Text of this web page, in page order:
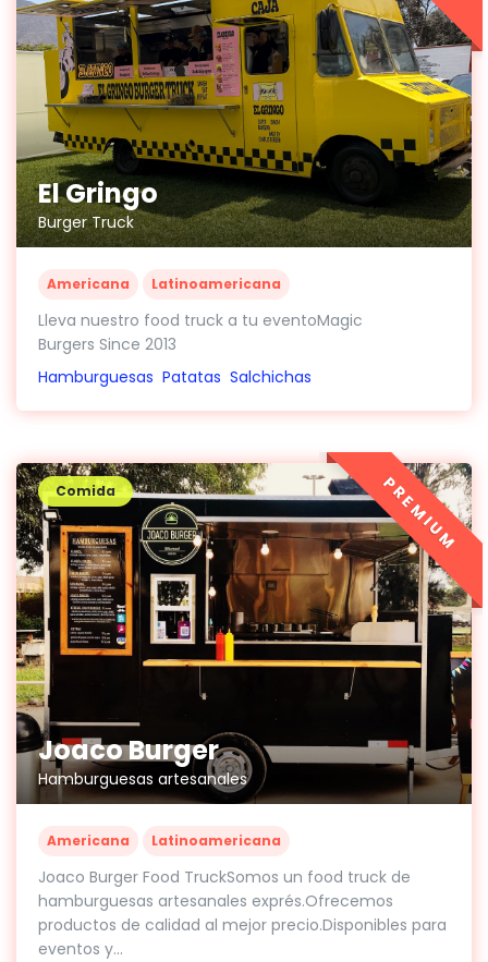
El Gringo
Burger Truck
Americana Latinoamericana
Lleva nuestro food truck a tu eventoMagic
Burgers Since 2013
Hamburguesas Patatas Salchichas
Joaco Burger
Hamburguesas artesanales
Comida
Americana Latinoamericana
Joaco Burger Food TruckSomos un food truck de
hamburguesas artesanales exprés.Ofrecemos
productos de calidad al mejor precio.Disponibles para
eventos y...
PREMIUM